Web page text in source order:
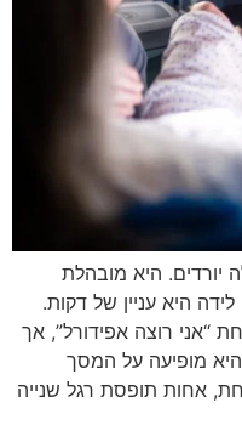
יורדים. היא מובהלת
היא עניין של דקות.
“אני רוצה אפידורל”, אך
מופיעה על המסך
אחות תופסת רגל שנייה